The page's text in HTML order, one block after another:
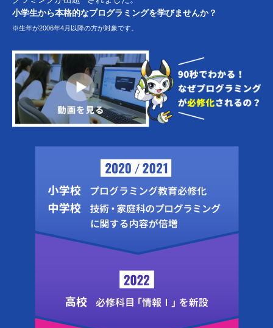
小学生から本格的なプログラミングを学びませんか？
※生年が2006年4月以降の方が対象です。